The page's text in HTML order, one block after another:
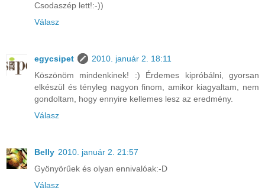
Csodaszép lett!:-))
Válasz
egycsipet
2010. január 2. 18:11
Köszönöm mindenkinek! :) Érdemes kipróbálni, gyorsan
elkészül és tényleg nagyon finom, amikor kiagyaltam, nem
gondoltam, hogy ennyire kellemes lesz az eredmény.
Válasz
Belly 2010. január 2. 21:57
Gyönyörűek és olyan ennivalóak:-D
Válasz